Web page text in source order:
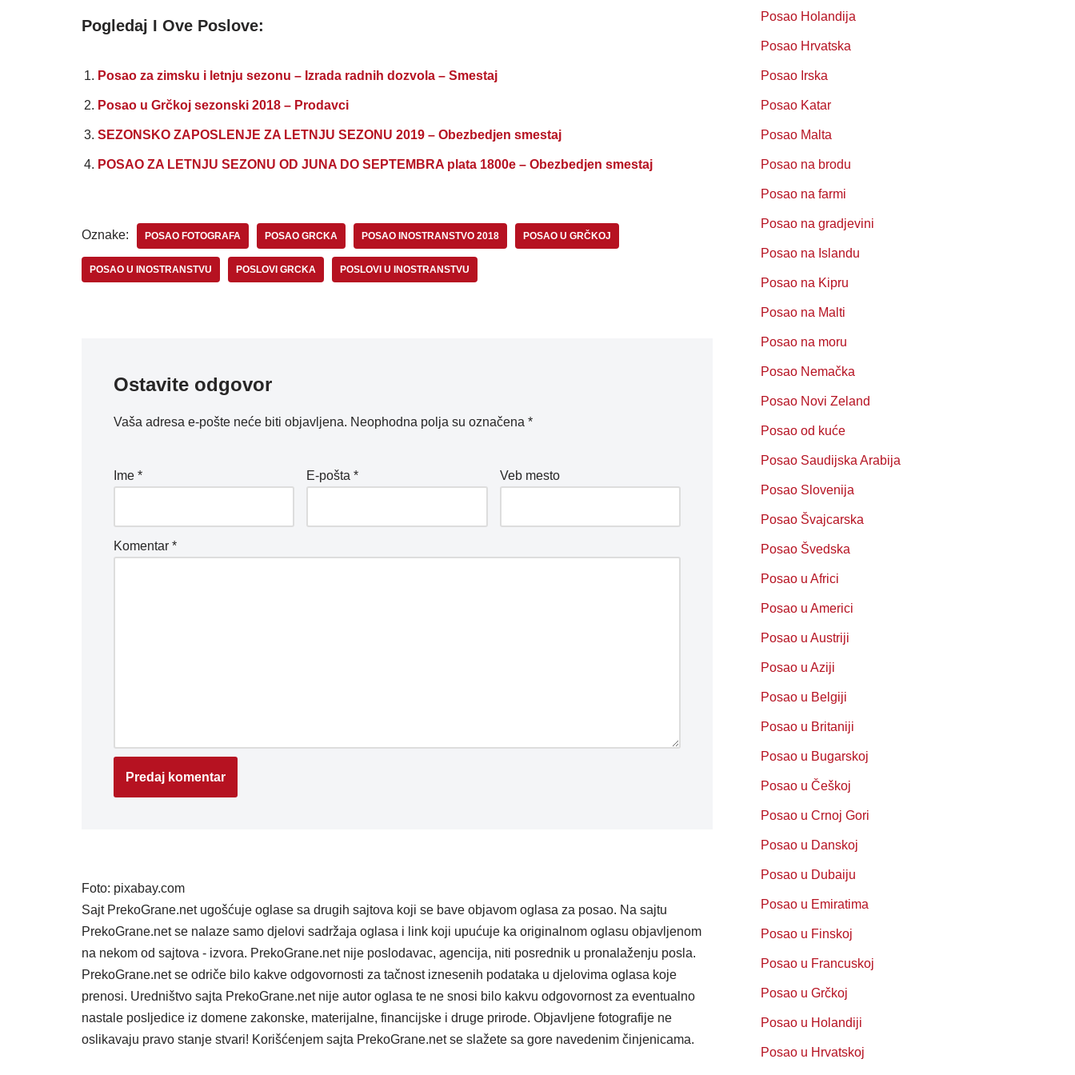
Pogledaj I Ove Poslove:
Posao za zimsku i letnju sezonu – Izrada radnih dozvola – Smestaj
Posao u Grčkoj sezonski 2018 – Prodavci
SEZONSKO ZAPOSLENJE ZA LETNJU SEZONU 2019 – Obezbedjen smestaj
POSAO ZA LETNJU SEZONU OD JUNA DO SEPTEMBRA plata 1800e – Obezbedjen smestaj
Oznake: POSAO FOTOGRAFA POSAO GRCKA POSAO INOSTRANSTVO 2018 POSAO U GRČKOJ
POSAO U INOSTRANSTVU POSLOVI GRCKA POSLOVI U INOSTRANSTVU
Ostavite odgovor
Vaša adresa e-pošte neće biti objavljena. Neophodna polja su označena *
Ime * E-pošta* Veb mesto
Komentar *
Foto: pixabay.com
Sajt PrekoGrane.net ugošćuje oglase sa drugih sajtova koji se bave objavom oglasa za posao. Na sajtu
PrekoGrane.net se nalaze samo djelovi sadržaja oglasa i link koji upućuje ka originalnom oglasu objavljenom
na nekom od sajtova - izvora. PrekoGrane.net nije poslodavac, agencija, niti posrednik u pronalaženju posla.
PrekoGrane.net se odriče bilo kakve odgovornosti za tačnost iznesenih podataka u djelovima oglasa koje
prenosi. Uredništvo sajta PrekoGrane.net nije autor oglasa te ne snosi bilo kakvu odgovornost za eventualno
nastale posljedice iz domene zakonske, materijalne, financijske i druge prirode. Objavljene fotografije ne
oslikavaju pravo stanje stvari! Korišćenjem sajta PrekoGrane.net se slažete sa gore navedenim činjenicama.
Posao Holandija
Posao Hrvatska
Posao Irska
Posao Katar
Posao Malta
Posao na brodu
Posao na farmi
Posao na gradjevini
Posao na Islandu
Posao na Kipru
Posao na Malti
Posao na moru
Posao Nemačka
Posao Novi Zeland
Posao od kuće
Posao Saudijska Arabija
Posao Slovenija
Posao Švajcarska
Posao Švedska
Posao u Africi
Posao u Americi
Posao u Austriji
Posao u Aziji
Posao u Belgiji
Posao u Britaniji
Posao u Bugarskoj
Posao u Češkoj
Posao u Crnoj Gori
Posao u Danskoj
Posao u Dubaiju
Posao u Emiratima
Posao u Finskoj
Posao u Francuskoj
Posao u Grčkoj
Posao u Holandiji
Posao u Hrvatskoj